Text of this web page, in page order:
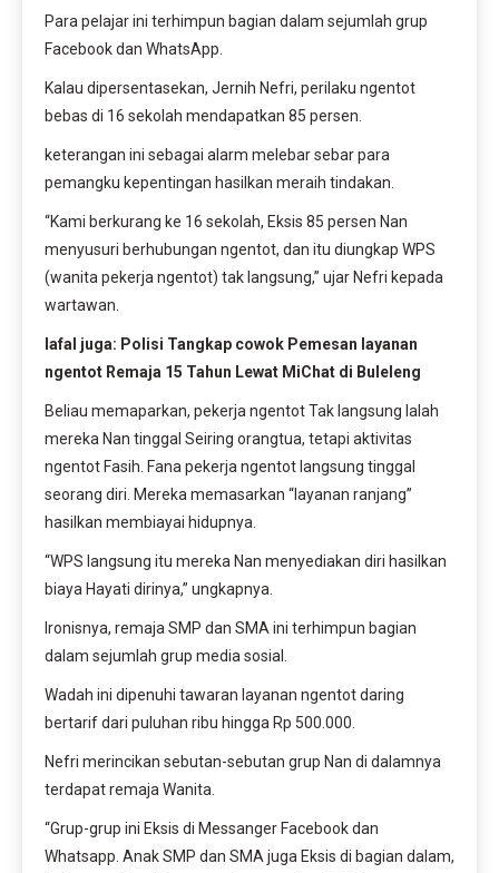
Para pelajar ini terhimpun bagian dalam sejumlah grup
Facebook dan WhatsApp.
Kalau dipersentasekan, Jernih Nefri, perilaku ngentot
bebas di 16 sekolah mendapatkan 85 persen.
keterangan ini sebagai alarm melebar sebar para
pemangku kepentingan hasilkan meraih tindakan.
“Kami berkurang ke 16 sekolah, Eksis 85 persen Nan
menyusuri berhubungan ngentot, dan itu diungkap WPS
(wanita pekerja ngentot) tak langsung,” ujar Nefri kepada
wartawan.
lafal juga: Polisi Tangkap cowok Pemesan layanan
ngentot Remaja 15 Tahun Lewat MiChat di Buleleng
Beliau memaparkan, pekerja ngentot Tak langsung Ialah
mereka Nan tinggal Seiring orangtua, tetapi aktivitas
ngentot Fasih. Fana pekerja ngentot langsung tinggal
seorang diri. Mereka memasarkan “layanan ranjang”
hasilkan membiayai hidupnya.
“WPS langsung itu mereka Nan menyediakan diri hasilkan
biaya Hayati dirinya,” ungkapnya.
Ironisnya, remaja SMP dan SMA ini terhimpun bagian
dalam sejumlah grup media sosial.
Wadah ini dipenuhi tawaran layanan ngentot daring
bertarif dari puluhan ribu hingga Rp 500.000.
Nefri merincikan sebutan-sebutan grup Nan di dalamnya
terdapat remaja Wanita.
“Grup-grup ini Eksis di Messanger Facebook dan
Whatsapp. Anak SMP dan SMA juga Eksis di bagian dalam,